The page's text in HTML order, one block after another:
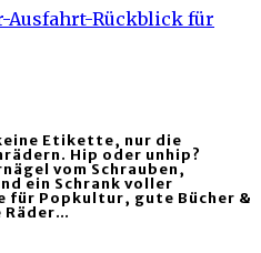
Ausfahrt-Rückblick für
Etikette, nur die
Hip oder unhip?
vom Schrauben,
ein Schrank voller
für Popkultur, gute Bücher &
Räder…